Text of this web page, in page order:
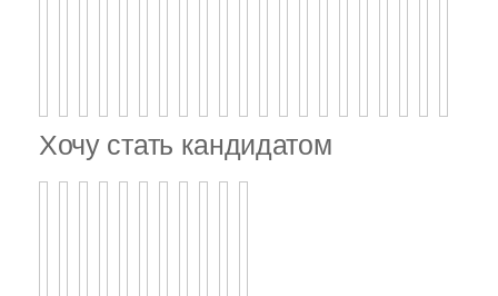
Хочу стать кандидатом